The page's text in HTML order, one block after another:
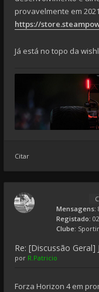
provavelmente em
https://
Já está no topo da
Citar
Mensagens:
Registado:
Clube:
Re: [Discussão Geral]
por R.Patricio
Forza Horizon 4 em